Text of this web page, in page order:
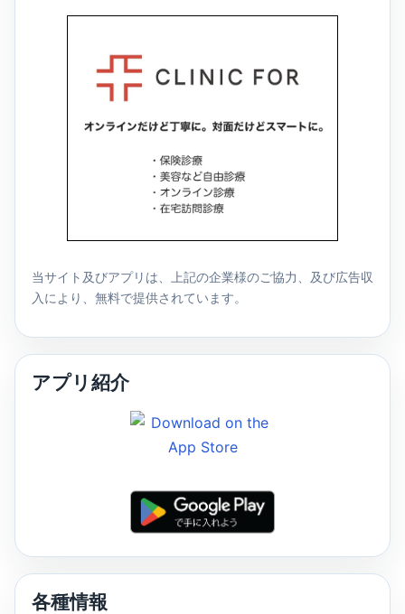
当サイト及びアプリは、上記の企業様のご協力、及び広告収
入により、無料で提供されています。
アプリ紹介
各種情報